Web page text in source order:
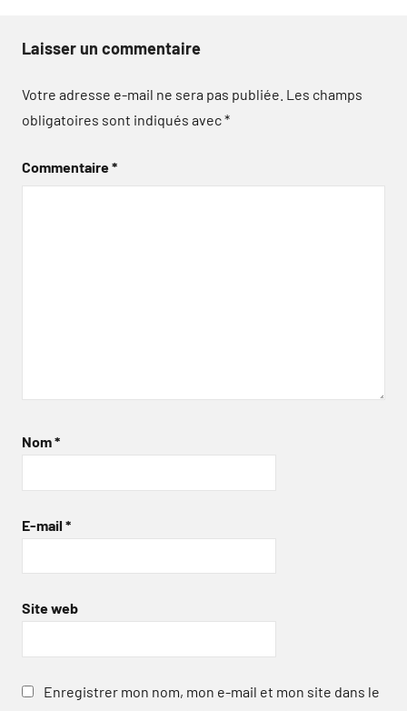
Laisser un commentaire
Votre adresse e-mail ne sera pas publiée. Les champs
obligatoires sont indiqués avec*
Commentaire*
Nom*
E-mail *
Site web
Enregistrer mon nom, mon e-mail et mon site dans le